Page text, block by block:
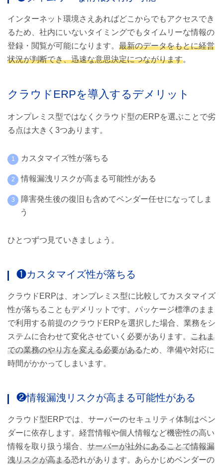
インターネット環境さえあればどこからでもアクセスでき
るため、社内にいないタイミングでもタイムリーな情報の
登録・閲覧が可能になります。 最新のデータをもとに経営
状況が判断でき、迅速な意思決定につながります。
クラウドERPを導入するデメリット
オンプレミス型ではなくクラウド型のERPを選ぶことで劣
る点は大きく3つあります。
カスタマイズ性が落ちる
情報漏洩リスクが高まる可能性がある
障害発生後の復旧も含めてベンダー任せになってしま
う
ひとつずつ見ていきましょう。
❶カスタマイズ性が落ちる
クラウドERPは、オンプレミス型に比較してカスタマイズ
性が落ちることもデメリットです。パッケージ標準のまま
で利用する前提のクラウドERPを選択した場合、業務をシ
ステムに合わせて変化させていく必要があります。 これま
での業務のやり方を変える必要があるため、準備や対応に
時間がかかってしまいます。
❷情報漏洩リスクが高まる可能性がある
クラウド型ERPでは、サーバーのセキュリティ体制はベン
ダーに依存します。経営情報や個人情報など機密性の高い
情報を取り扱う場合、 サーバーが社外にあることで情報漏
洩リスクが高まる恐れがあります。あらかじめベンダーの